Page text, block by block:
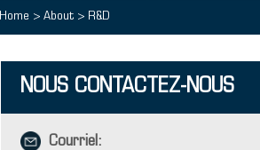
Home > About > R&D
NOUS CONTACTEZ-NOUS
Courriel: